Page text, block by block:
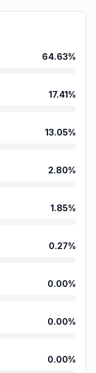
64.63%
17.41%
13.05%
2.80%
1.85%
0.27%
0.00%
0.00%
0.00%